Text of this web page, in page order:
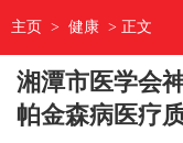
主页 > 健康 > 正文
湘潭市医学会
帕金森病医疗